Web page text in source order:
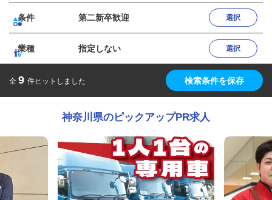
条件 第二新卒歓迎 選択
業種 指定しない 選択
全 9 件ヒットしました 検索条件を保存
神奈川県のピックアップPR求人